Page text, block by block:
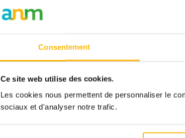
Consentement
Ce site web utilise des cookies.
Les cookies nous permettent de personnaliser le
sociaux et d'analyser notre trafic.